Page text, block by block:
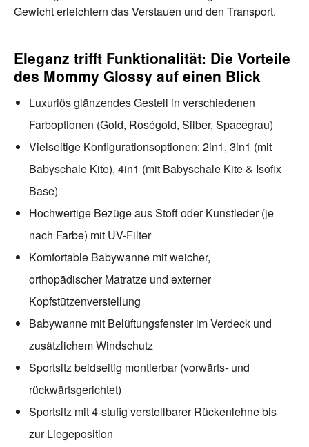
Gewicht erleichtern das Verstauen und den Transport.
Eleganz trifft Funktionalität: Die Vorteile
des Mommy Glossy auf einen Blick
Luxuriös glänzendes Gestell in verschiedenen
Farboptionen (Gold, Roségold, Silber, Spacegrau)
Vielseitige Konfigurationsoptionen: 2in1, 3in1 (mit
Babyschale Kite), 4in1 (mit Babyschale Kite & Isofix
Base)
Hochwertige Bezüge aus Stoff oder Kunstleder (je
nach Farbe) mit UV-Filter
Komfortable Babywanne mit weicher,
orthopädischer Matratze und externer
Kopfstützenverstellung
Babywanne mit Belüftungsfenster im Verdeck und
zusätzlichem Windschutz
Sportsitz beidseitig montierbar (vorwärts- und
rückwärtsgerichtet)
Sportsitz mit 4-stufig verstellbarer Rückenlehne bis
zur Liegeposition